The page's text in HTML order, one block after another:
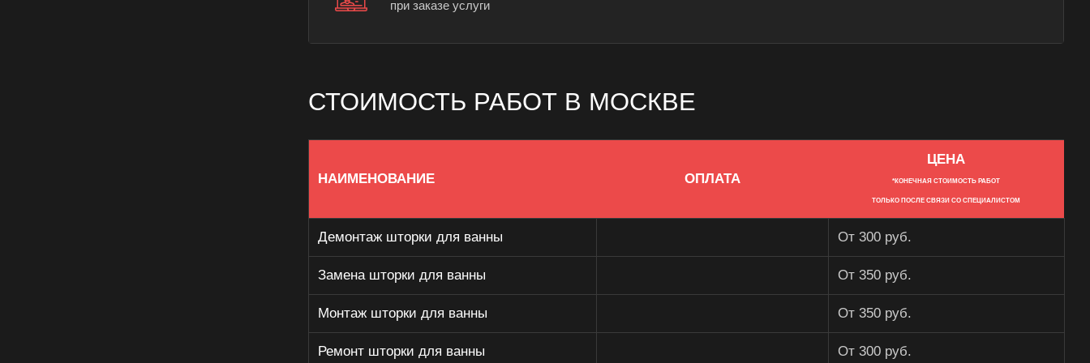
при заказе услуги
СТОИМОСТЬ РАБОТ В МОСКВЕ
НАИМЕНОВАНИЕ ОПЛАТА
ЦЕНА
*КОНЕЧНАЯ СТОИМОСТЬ РАБОТ
ТОЛЬКО ПОСЛЕ СВЯЗИ СО СПЕЦИАЛИСТОМ
Демонтаж шторки для ванны От 300 руб.
Замена шторки для ванны От 350 руб.
Монтаж шторки для ванны От 350 руб.
Ремонт шторки для ванны От 300 руб.